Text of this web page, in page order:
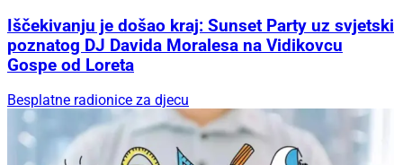
Iščekivanju je došao kraj: Sunset Party uz svjetski
poznatog DJ Davida Moralesa na Vidikovcu
Gospe od Loreta
Besplatne radionice za djecu